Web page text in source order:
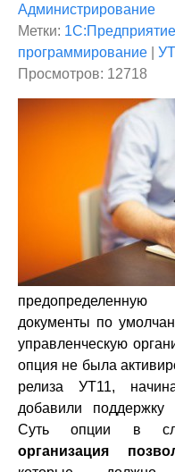
Администрирование
Метки: 1С:Предприятие
программирование
Просмотров: 12718
документы по
управленческую
опция не была
релиза УТ11,
добавили поддержку
Суть опции в
организация